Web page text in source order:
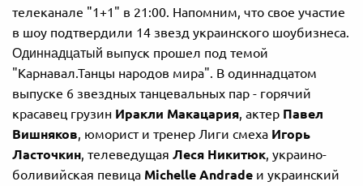
телеканале "1+1" в 21:00. Напомним, что cвое участие
в шоу подтвердили 14 звезд украинского шоубизнеса.
Одиннадцатый выпуск прошел под темой
"Карнавал.Танцы народов мира". В одиннадцатом
выпуске 6 звездных танцевальных пар - горячий
красавец грузин Иракли Макацария, актер Павел
Вишняков, юморист и тренер Лиги смеха Игорь
Ласточкин, телеведущая Леся Никитюк, украино-
боливийская певица Michelle Andrade и украинский